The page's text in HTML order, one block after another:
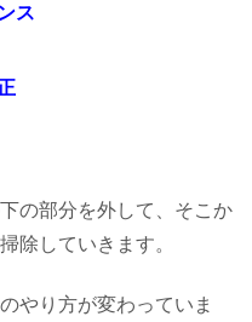
ス
の部分を外して、そこか
除していきます。
やり方が変わっていま